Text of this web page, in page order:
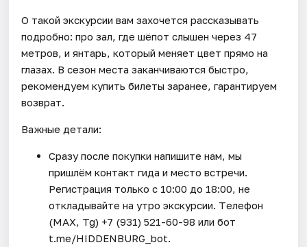
О такой экскурсии вам захочется рассказывать
подробно: про зал, где шёпот слышен через 47
метров, и янтарь, который меняет цвет прямо на
глазах. В сезон места заканчиваются быстро,
рекомендуем купить билеты заранее, гарантируем
возврат.
Важные детали:
Сразу после покупки напишите нам, мы
пришлём контакт гида и место встречи.
Регистрация только с 10:00 до 18:00, не
откладывайте на утро экскурсии. Tелефон
(МАХ, Tg) +7 (931) 521-60-98 или бот
t.me/HIDDENBURG_bot.